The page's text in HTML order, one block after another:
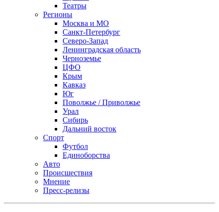
Театры
Регионы
Москва и МО
Санкт-Петербург
Северо-Запад
Ленинградская область
Черноземье
ЦФО
Крым
Кавказ
Юг
Поволжье / Приволжье
Урал
Сибирь
Дальний восток
Спорт
Футбол
Единоборства
Авто
Происшествия
Мнение
Пресс-релизы